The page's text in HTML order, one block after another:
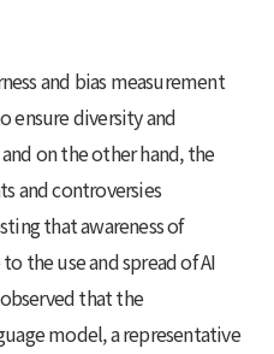
and bias measurement
ensure diversity and
on the other hand, the
and controversies
that awareness of
the use and spread of AI
that the
model, a representative